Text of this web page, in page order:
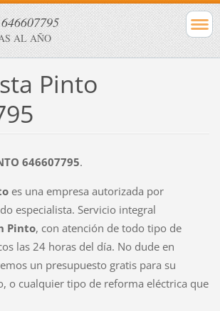
AL AÑO
Pinto
646607795.
es una empresa autorizada por
especialista. Servicio integral
Pinto, con atención de todo tipo de
las 24 horas del día. No dude en
un presupuesto gratis para su
o cualquier tipo de reforma eléctrica que